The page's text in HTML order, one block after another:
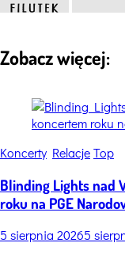
Zobacz więcej:
Categories
Koncerty RelacjeTop
Blinding Lights nad
roku na PGE
5 sierpnia 20265